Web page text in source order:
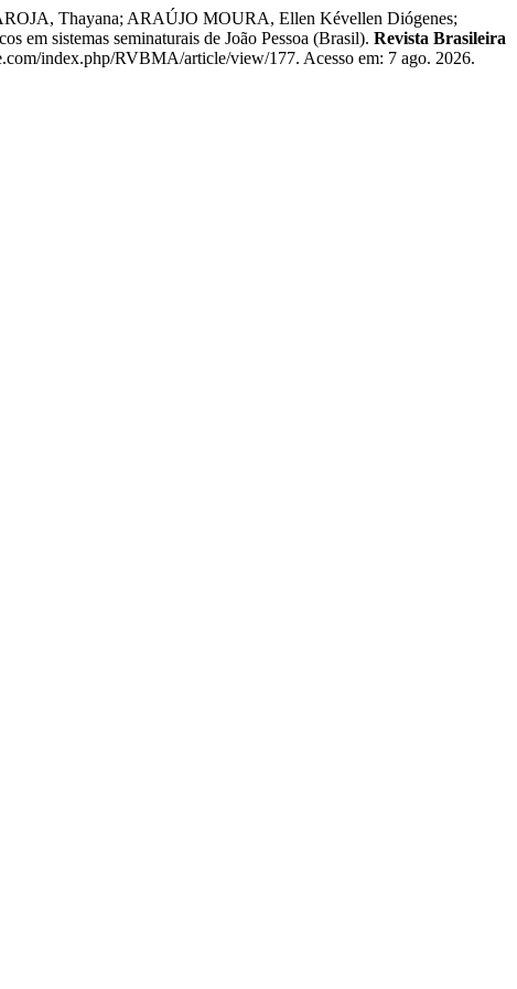
Thayana; ARAÚJO MOURA, Ellen Kévellen Diógenes;
em sistemas seminaturais de João Pessoa (Brasil). Revista Brasileira
index.php/RVBMA/article/view/177. Acesso em: 7 ago. 2026.